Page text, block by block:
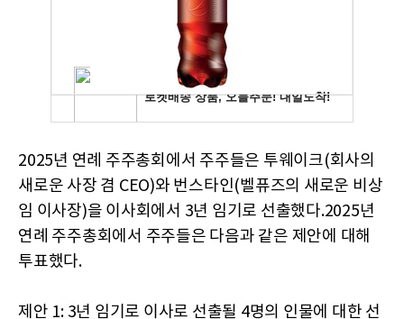
2025년 연례 주주총회에서 주주들은 투웨이크(회사의
새로운 사장 겸 CEO)와 번스타인(벨퓨즈의 새로운 비상
임 이사장)을 이사회에서 3년 임기로 선출했다.2025년
연례 주주총회에서 주주들은 다음과 같은 제안에 대해
투표했다.
제안 1: 3년 임기로 이사로 선출될 4명의 인물에 대한 선